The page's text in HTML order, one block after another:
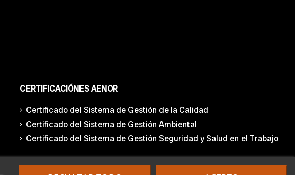
CERTIFICACIÓNES AENOR
Certificado del Sistema de Gestión de la Calidad
Certificado del Sistema de Gestión Ambiental
Certificado del Sistema de Gestión Seguridad y Salud en el Trabajo